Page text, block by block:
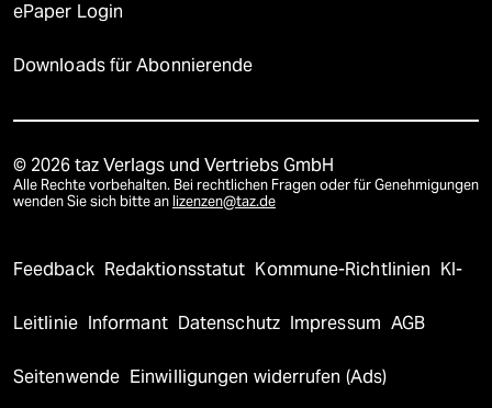
ePaper Login
Downloads für Abonnierende
© 2026 taz Verlags und Vertriebs GmbH
Alle Rechte vorbehalten. Bei rechtlichen Fragen oder für Genehmigungen
wenden Sie sich bitte an lizenzen@taz.de
Feedback Redaktionsstatut Kommune-Richtlinien KI-
Leitlinie Informant Datenschutz Impressum AGB
Seitenwende Einwilligungen widerrufen (Ads)